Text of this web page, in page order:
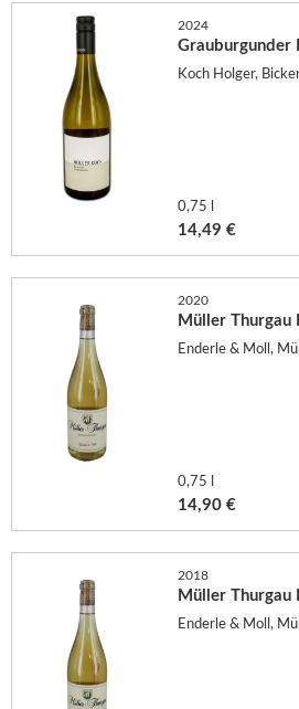
2024
Grauburgunder
Koch Holger,
0,75 l
14,49 €
2020
Müller Thurgau
Enderle & Moll,
0,75 l
14,90 €
2018
Müller Thurgau
Enderle & Moll,